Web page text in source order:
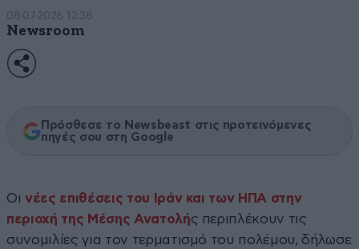
08·07·2026 12:38
Newsroom
Πρόσθεσε το Newsbeast στις προτεινόμενες
πηγές σου στη Google
Οι νέες επιθέσεις του Ιράν και των ΗΠΑ στην
περιοχή της Μέσης Ανατολής περιπλέκουν τις
συνομιλίες για τον τερματισμό του πολέμου, δήλωσε